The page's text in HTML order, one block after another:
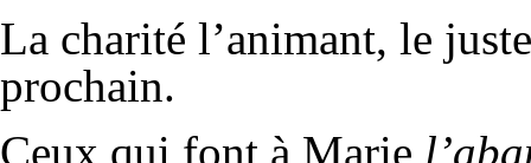
La charité l’animant, le
prochain.
Ceux qui font à Marie